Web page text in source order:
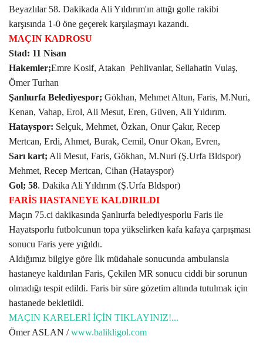
Spor
Gündem
Tekno Bilim
Ekonomi
Siyaset
Galeriler
Yaşam
Künye
Sağlık
İletişim
Kültür Sanat
Beyazlılar 58. Dakikada Ali Yıldırım'ın attığı golle rakibi
karşısında 1-0 öne geçerek karşılaşmayı kazandı.
MAÇIN KADROSU
Stad: 11 Nisan
Hakemler;Emre Kosif, Atakan Pehlivanlar, Sellahatin Vulaş,
Ömer Turhan
Şanlıurfa Belediyespor; Gökhan, Mehmet Altun, Faris, M.Nuri,
Kenan, Vahap, Erol, Ali Mesut, Eren, Güven, Ali Yıldırım.
Hatayspor: Selçuk, Mehmet, Özkan, Onur Çakır, Recep
Mertcan, Erdi, Ahmet, Burak, Cemil, Onur Okan, Evren,
Sarı kart; Ali Mesut, Faris, Gökhan, M.Nuri (Ş.Urfa Bldspor)
Mehmet, Recep Mertcan, Cihan (Hatayspor)
Gol; 58. Dakika Ali Yıldırım (Ş.Urfa Bldspor)
FARİS HASTANEYE KALDIRILDI
Maçın 75.ci dakikasında Şanlıurfa belediyesporlu Faris ile
Hayatsporlu futbolcunun topa yükselirken kafa kafaya çarpışması
sonucu Faris yere yığıldı.
Aldığımız bilgiye göre İlk müdahale sonucunda ambulansla
hastaneye kaldırılan Faris, Çekilen MR sonucu ciddi bir sorunun
olmadığı tespit edildi. Faris bir süre gözetim altında tutulmak için
hastanede bekletildi.
MAÇIN KARELERİ İÇİN TIKLAYINIZ!...
Ömer ASLAN /www.balikligol.com